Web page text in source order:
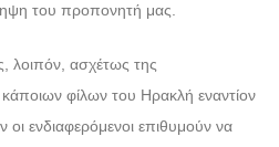
του προπονητή μας.
λοιπόν, ασχέτως της
φίλων του Ηρακλή εναντίον
ενδιαφερόμενοι επιθυμούν να